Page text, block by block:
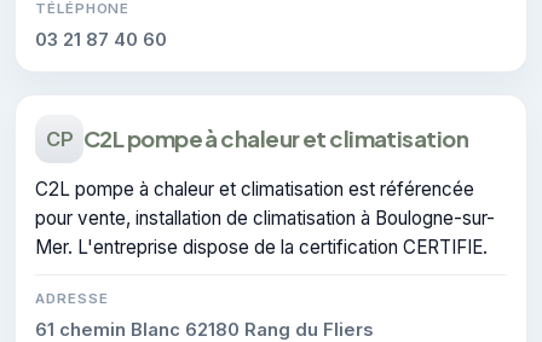
TÉLÉPHONE
03 21 87 40 60
CP C2L pompe à chaleur et climatisation
C2L pompe à chaleur et climatisation est référencée
pour vente, installation de climatisation à Boulogne-sur-
Mer. L'entreprise dispose de la certification CERTIFIE.
ADRESSE
61 chemin Blanc 62180 Rang du Fliers